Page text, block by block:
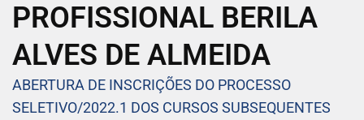
PROFISSIONAL BERILA
ALVES DE ALMEIDA
ABERTURA DE INSCRIÇÕES DO PROCESSO
SELETIVO/2022.1 DOS CURSOS SUBSEQUENTES